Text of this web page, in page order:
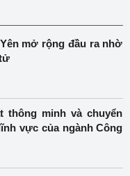
mở rộng đầu ra nhờ
thông minh và chuyển
vực của ngành Công